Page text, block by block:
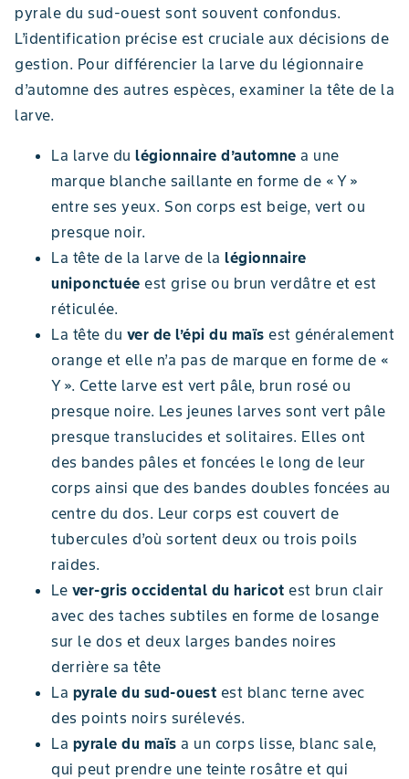
pyrale du sud-ouest sont souvent confondus.
L’identification précise est cruciale aux décisions de
gestion. Pour différencier la larve du légionnaire
d’automne des autres espèces, examiner la tête de la
larve.
La larve du légionnaire d’automne a une
marque blanche saillante en forme de « Y »
entre ses yeux. Son corps est beige, vert ou
presque noir.
La tête de la larve de la légionnaire
uniponctuée est grise ou brun verdâtre et est
réticulée.
La tête du ver de l’épi du maïs est généralement
orange et elle n’a pas de marque en forme de «
Y ». Cette larve est vert pâle, brun rosé ou
presque noire. Les jeunes larves sont vert pâle
presque translucides et solitaires. Elles ont
des bandes pâles et foncées le long de leur
corps ainsi que des bandes doubles foncées au
centre du dos. Leur corps est couvert de
tubercules d’où sortent deux ou trois poils
raides.
Le ver-gris occidental du haricot est brun clair
avec des taches subtiles en forme de losange
sur le dos et deux larges bandes noires
derrière sa tête
La pyrale du sud-ouest est blanc terne avec
des points noirs surélevés.
La pyrale du maïs a un corps lisse, blanc sale,
qui peut prendre une teinte rosâtre et qui